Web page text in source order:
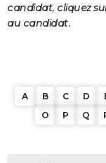
Bricolage
Lifestyle
Culture
Sport
Auto
Television
Voyage
Cinema
candidat, cliquez
au candidat.
A B C D
O
P Q